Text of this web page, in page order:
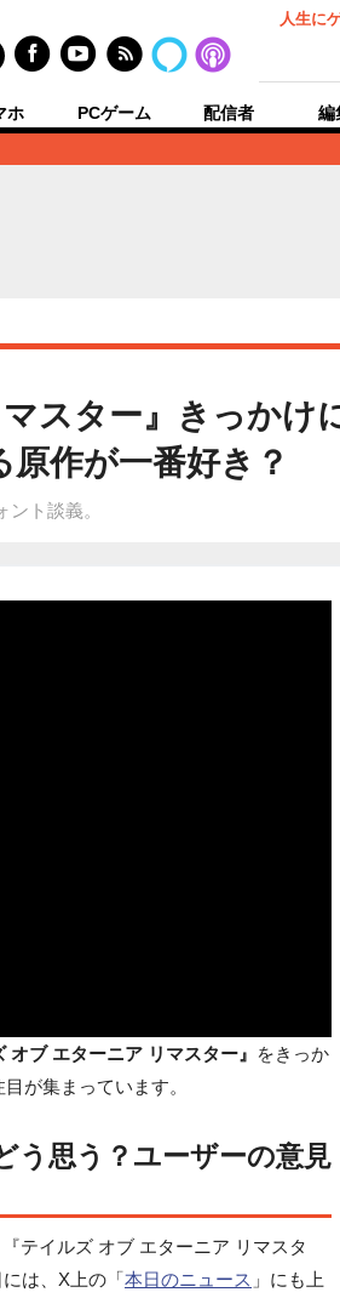
人生に
ホ PCゲーム 配信者 編
スター』きっかけ
作が一番好き？
ト談義。
オブ エターニア リマスター』 をきっか
が集まっています。
う思う？ユーザーの意見
テイルズ オブ エターニア リマスタ
は、X上の「本日のニュース 」にも上